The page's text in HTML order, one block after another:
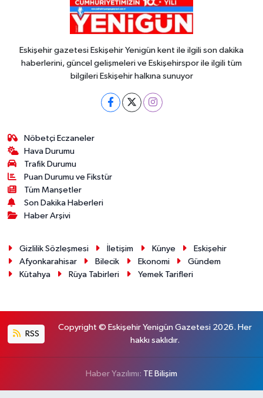
Eskişehir gazetesi Eskişehir Yenigün kent ile ilgili son dakika
haberlerini, güncel gelişmeleri ve Eskişehirspor ile ilgili tüm
bilgileri Eskişehir halkına sunuyor
Nöbetçi Eczaneler
Hava Durumu
Trafik Durumu
Puan Durumu ve Fikstür
Tüm Manşetler
Son Dakika Haberleri
Haber Arşivi
Gizlilik Sözleşmesi İletişim Künye
Eskişehir
Afyonkarahisar
Bilecik Ekonomi
Gündem
Kütahya
Rüya Tabirleri Yemek Tarifleri
RSS
Copyright © Eskişehir Yenigün Gazetesi 2026. Her
hakkı saklıdır.
Haber Yazılımı: TE Bilişim